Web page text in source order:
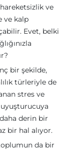
ve
ve kalp
Evet, belki
bir şekilde,
türleriyle de
stres ve
uyuşturucuya
derin bir
bir hal alıyor.
da bir